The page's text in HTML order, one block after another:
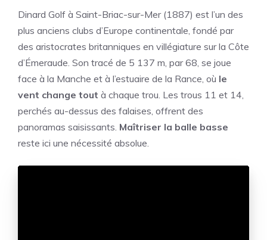
Dinard Golf à Saint-Briac-sur-Mer (1887) est l’un des
plus anciens clubs d’Europe continentale, fondé par
des aristocrates britanniques en villégiature sur la Côte
d’Émeraude. Son tracé de 5 137 m, par 68, se joue
face à la Manche et à l’estuaire de la Rance, où le
vent change tout à chaque trou. Les trous 11 et 14,
perchés au-dessus des falaises, offrent des
panoramas saisissants. Maîtriser la balle basse
reste ici une nécessité absolue.